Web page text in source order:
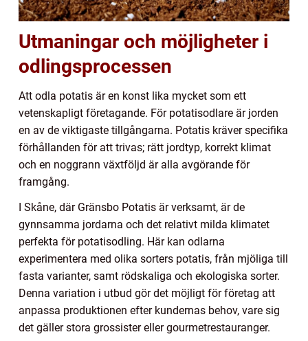
Utmaningar och möjligheter i
odlingsprocessen
Att odla potatis är en konst lika mycket som ett
vetenskapligt företagande. För potatisodlare är jorden
en av de viktigaste tillgångarna. Potatis kräver specifika
förhållanden för att trivas; rätt jordtyp, korrekt klimat
och en noggrann växtföljd är alla avgörande för
framgång.
I Skåne, där Gränsbo Potatis är verksamt, är de
gynnsamma jordarna och det relativt milda klimatet
perfekta för potatisodling. Här kan odlarna
experimentera med olika sorters potatis, från mjöliga till
fasta varianter, samt rödskaliga och ekologiska sorter.
Denna variation i utbud gör det möjligt för företag att
anpassa produktionen efter kundernas behov, vare sig
det gäller stora grossister eller gourmetrestauranger.